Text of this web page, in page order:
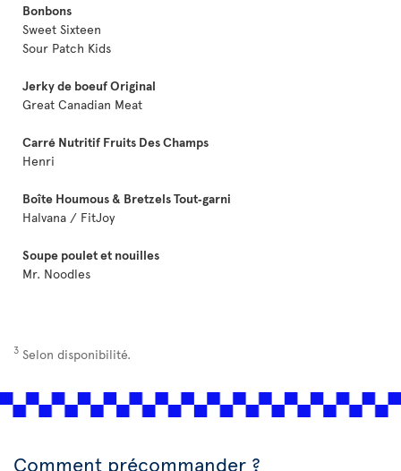
Bonbons
Sweet Sixteen
Sour Patch Kids
Jerky de boeuf Original
Great Canadian Meat
Carré Nutritif Fruits Des Champs
Henri
Boîte Houmous & Bretzels Tout‑garni
Halvana / FitJoy
Soupe poulet et nouilles
Mr. Noodles
3 Selon disponibilité.
Comment précommander ?